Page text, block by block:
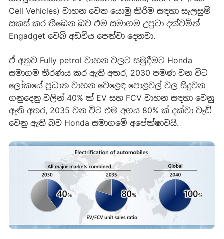
Cell Vehicles) වාහන වෙත යොමු කිරීම සඳහා සැලසුම්
සකස් කර තිබෙන බව එම සමාගම උපුටා දක්වමින්
Engadget වෙබ් අඩවිය පෙන්වා දෙනවා.
ඒ අනුව Fully petrol වාහන වලට සමුදීමට Honda
සමාගම තීරණය කර ඇති අතර, 2030 පමණ වන විට
ලෝකයේ ප්‍රධාන වාහන වෙළෙඳ පොළවල් වල සිදුවන
ගනුදෙනු වලින් 40% ක් EV සහ FCV වාහන සඳහා වෙනු
ඇති අතර, 2035 වන විට එම අගය 80% ක් දක්වා වැඩි
වෙනු ඇති බව Honda සමාගමේ අපේක්ෂාවයි.